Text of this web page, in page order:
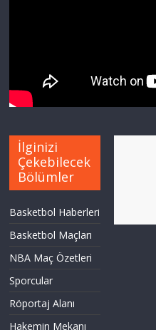
İlginizi
Çekebilecek
Bölümler
Basketbol Haberleri
Basketbol Maçları
NBA Maç Özetleri
Sporcular
Röportaj Alanı
Hakemin Mekanı